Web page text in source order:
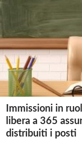
Immissioni in
libera a 365
distribuiti i posti